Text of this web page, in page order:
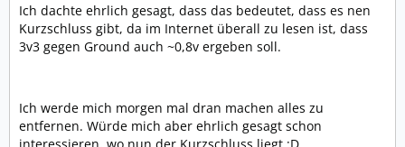
Ich dachte ehrlich gesagt, dass das bedeutet, dass es nen
Kurzschluss gibt, da im Internet überall zu lesen ist, dass
3v3 gegen Ground auch ~0,8v ergeben soll.
Ich werde mich morgen mal dran machen alles zu
entfernen. Würde mich aber ehrlich gesagt schon
interessieren, wo nun der Kurzschluss liegt :D